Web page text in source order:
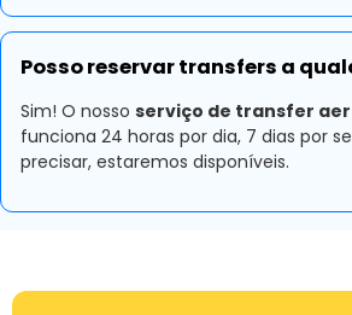
Posso reservar transfers a
Sim! O nosso serviço de transfer
funciona 24 horas por dia, 7 dias por
precisar, estaremos disponíveis.